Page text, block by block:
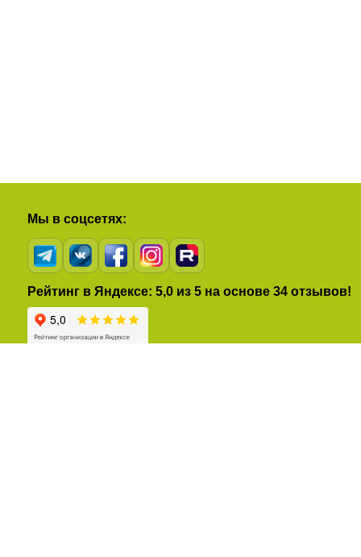
Мы в соцсетях:
Рейтинг в Яндексе: 5,0 из 5 на основе 34 отзывов!